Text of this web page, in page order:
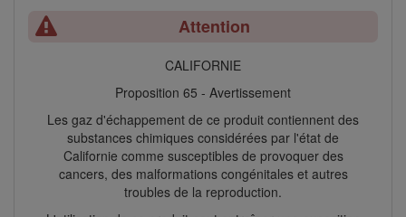
Attention
CALIFORNIE
Proposition 65 - Avertissement
Les gaz d'échappement de ce produit contiennent des
substances chimiques considérées par l'état de
Californie comme susceptibles de provoquer des
cancers, des malformations congénitales et autres
troubles de la reproduction.